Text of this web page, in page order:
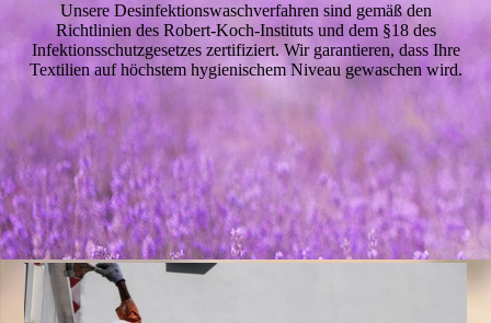
Unsere Desinfektionswaschverfahren sind gemäß den
Richtlinien des Robert-Koch-Instituts und dem §18 des
Infektionsschutzgesetzes zertifiziert. Wir garantieren, dass Ihre
Textilien auf höchstem hygienischem Niveau gewaschen wird.